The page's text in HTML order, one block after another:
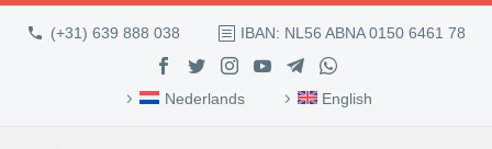
(+31) 639 888 038 IBAN: NL56 ABNA 0150 6461 78
Nederlands English